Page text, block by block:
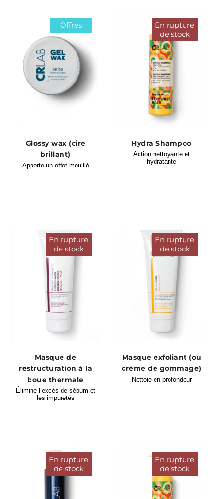
Offres
Glossy wax (cire
brillant)
Apporte un effet mouillé
En rupture
de stock
Hydra Shampoo
Action nettoyante et
hydratante
En rupture
de stock
Masque de
restructuration à la
boue thermale
Élimine l’excès de sébum et
les impuretés
En rupture
de stock
Masque exfoliant (ou
crème de gommage)
Nettoie en profondeur
En rupture
de stock
En rupture
de stock